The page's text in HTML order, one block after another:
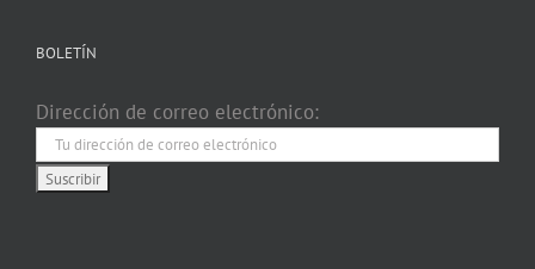
BOLETÍN
Dirección de correo electrónico: